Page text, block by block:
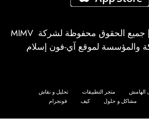
MIMV
والمؤسسة لموقع آي-فون إسلام
الهامش متجر التطبيقات
تحليل و نقاش
مشاكل و حلول كيف فونجرام